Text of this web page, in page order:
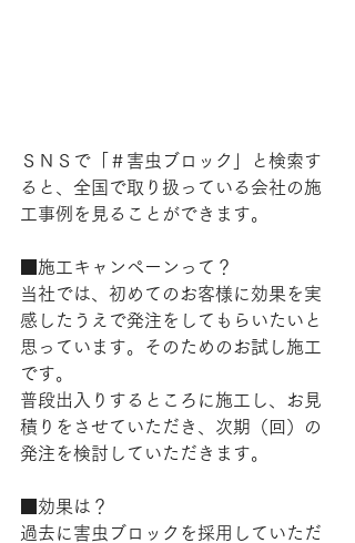
ＳＮＳで「＃害虫ブロック」と検索す
ると、全国で取り扱っている会社の施
工事例を見ることができます。
■施工キャンペーンって？
当社では、初めてのお客様に効果を実
感したうえで発注をしてもらいたいと
思っています。そのためのお試し施工
です。
普段出入りするところに施工し、お見
積りをさせていただき、次期（回）の
発注を検討していただきます。
■効果は？
過去に害虫ブロックを採用していただ